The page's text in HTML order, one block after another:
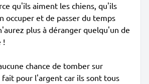
qu'ils aiment les chiens, qu'ils
occuper et de passer du temps
plus à déranger quelqu'un de
!
chance de tomber sur
pour l'argent car ils sont tous